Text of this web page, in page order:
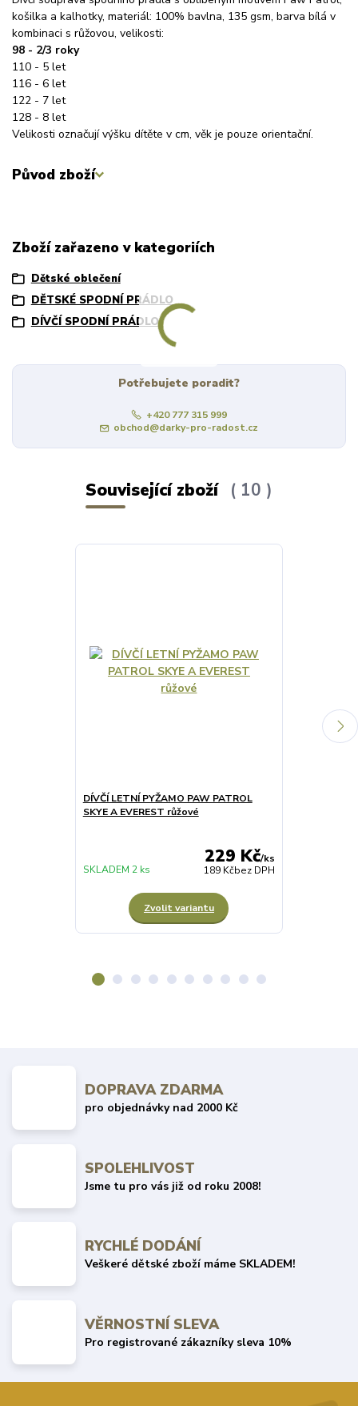
košilka a kalhotky, materiál: 100% bavlna, 135 gsm, barva bílá v
kombinaci s růžovou, velikosti:
98 - 2/3 roky
110 - 5 let
116 - 6 let
122 - 7 let
128 - 8 let
Velikosti označují výšku dítěte v cm, věk je pouze orientační.
Původ zboží
Zboží zařazeno v kategoriích
Dětské oblečení
DĚTSKÉ SPODNÍ PRÁDLO
DÍVČÍ SPODNÍ PRÁDLO
Potřebujete poradit?
+420 777 315 999
obchod@darky-pro-radost.cz
Související zboží 10
DÍVČÍ LETNÍ PYŽAMO PAW PATROL
SKYE A EVEREST růžové
229 Kč/ks
189 Kčbez DPH
SKLADEM 2 ks
Zvolit variantu
DOPRAVA ZDARMA
pro objednávky nad 2000 Kč
SPOLEHLIVOST
Jsme tu pro vás již od roku 2008!
RYCHLÉ DODÁNÍ
Veškeré dětské zboží máme SKLADEM!
VĚRNOSTNÍ SLEVA
Pro registrované zákazníky sleva 10%